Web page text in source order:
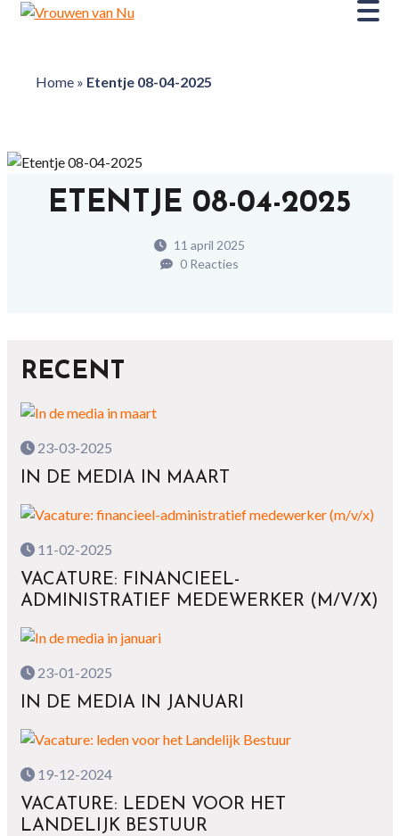
Home» Etentje 08-04-2025
ETENTJE 08-04-2025
11 april 2025
0 Reacties
RECENT
23-03-2025
IN DE MEDIA IN MAART
11-02-2025
VACATURE: FINANCIEEL-
ADMINISTRATIEF MEDEWERKER (M/V/X)
23-01-2025
IN DE MEDIA IN JANUARI
19-12-2024
VACATURE: LEDEN VOOR HET
LANDELIJK BESTUUR